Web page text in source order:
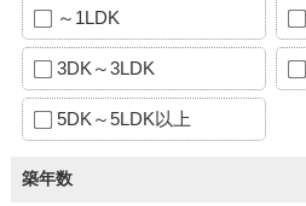
～1LDK
3DK～3LDK
5DK～5LDK以上
築年数